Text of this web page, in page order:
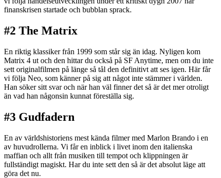
finanskrisen startade och bubblan sprack.
#2 The Matrix
En riktig klassiker från 1999 som står sig än idag. Nyligen kom
Matrix 4 ut och den hittar du också på SF Anytime, men om du inte
sett originalfilmen på länge så tål den definitivt att ses igen. Här får
vi följa Neo, som känner på sig att något inte stämmer i världen.
Han söker sitt svar och när han väl finner det så är det mer otroligt
än vad han någonsin kunnat föreställa sig.
#3 Gudfadern
En av världshistoriens mest kända filmer med Marlon Brando i en
av huvudrollerna. Vi får en inblick i livet inom den italienska
maffian och allt från musiken till tempot och klippningen är
fullständigt magiskt. Har du inte sett den så är det absolut läge att
göra det nu.